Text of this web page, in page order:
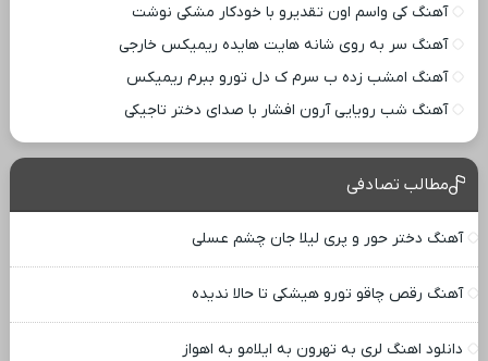
آهنگ کی واسم اون تقدیرو با خودکار مشکی نوشت
آهنگ سر به روی شانه هایت هایده ریمیکس خارجی
آهنگ امشب زده ب سرم ک دل تورو ببرم ریمیکس
آهنگ شب رویایی آرون افشار با صدای دختر تاجیکی
مطالب تصادفی
آهنگ دختر حور و پری لیلا جان چشم عسلی
آهنگ رقص چاقو تورو هیشکی تا حالا ندیده
دانلود اهنگ لری به تهرون به ایلامو به اهواز